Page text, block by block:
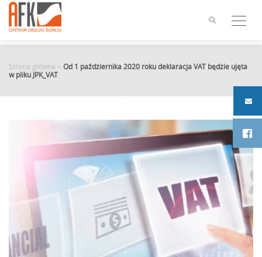
content
Strona główna > Od 1 października 2020 roku deklaracja VAT będzie ujęta
w pliku JPK_VAT